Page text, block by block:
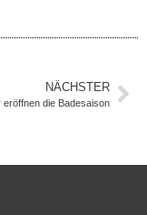
NÄCHSTER
eröffnen die Badesaison